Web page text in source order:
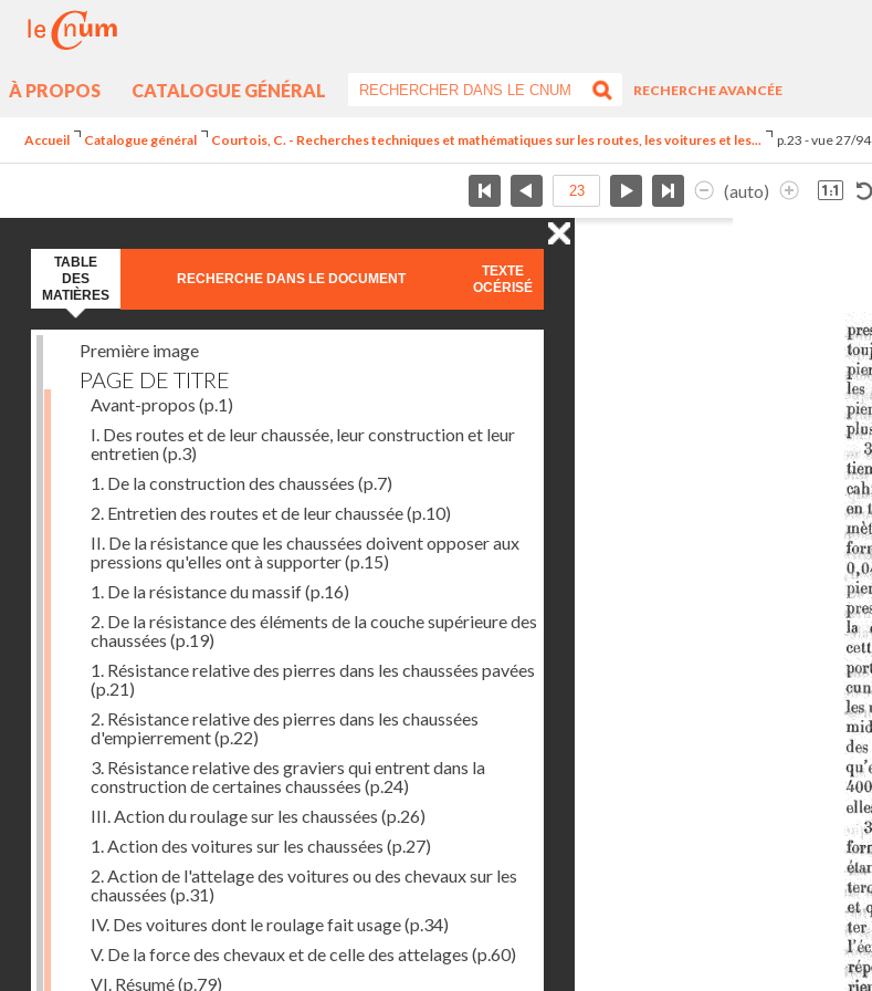
À PROPOS CATALOGUE GÉNÉRAL
RECHERCHE AVANCÉE
Accueil Catalogue général Courtois, C. - Recherches techniques et mathématiques sur les routes, les voitures et les... p.23 - vue 27/94
(auto)
TABLE
DES
MATIÈRES
RECHERCHE DANS LE DOCUMENT
TEXTE
OCÉRISÉ
Première image
PAGE DE TITRE
Avant-propos (p.1)
I. Des routes et de leur chaussée, leur construction et leur
entretien(p.3)
1. De la construction des chaussées (p.7)
2. Entretien des routes et de leur chaussée(p.10)
II. De la résistance que les chaussées doivent opposer aux
pressions qu'elles ont à supporter(p.15)
1. De la résistance du massif(p.16)
2. De la résistance des éléments de la couche supérieure des
chaussées (p.19)
1. Résistance relative des pierres dans les chaussées pavées
(p.21)
2. Résistance relative des pierres dans les chaussées
d'empierrement(p.22)
3. Résistance relative des graviers qui entrent dans la
construction de certaines chaussées (p.24)
III. Action du roulage sur les chaussées (p.26)
1. Action des voitures sur les chaussées (p.27)
2. Action de l'attelage des voitures ou des chevaux sur les
chaussées (p.31)
IV. Des voitures dont le roulage fait usage(p.34)
V. De la force des chevaux et de celle des attelages (p.60)
VI. Résumé(p.79)